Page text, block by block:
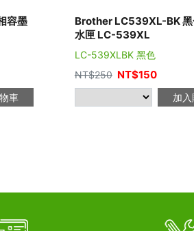
容墨
車
Brother LC539XL-BK 黑
水匣 LC-539XL
LC-539XLBK 黑色
NT$250 NT$150
加